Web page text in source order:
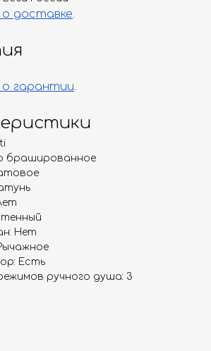
доставке.
гарантии.
брашированное
Нет
Есть
ручного душа: 3